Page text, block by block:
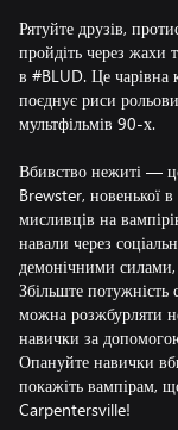
Рятуйте друзів,
пройдіть через жахи
в #BLUD. Це чарівна
поєднує риси
мультфільмів 90-х.
Вбивство нежиті —
Brewster, новенької в
мисливців на
навали через
демонічними силами,
Збільште потужність
можна розжбурляти
навички за
Опануйте навички
покажіть вампірам,
Carpentersville!